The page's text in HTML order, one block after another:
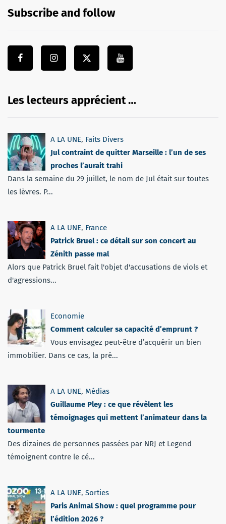
Subscribe and follow
Les lecteurs apprécient …
A LA UNE, Faits Divers
Jul contraint de quitter Marseille : l’un de ses
proches l’aurait trahi
Dans la semaine du 29 juillet, le nom de Jul était sur toutes
les lèvres. P...
A LA UNE, France
Patrick Bruel : ce détail sur son concert au
Zénith passe mal
Alors que Patrick Bruel fait l'objet d'accusations de viols et
d'agressions...
Economie
Comment calculer sa capacité d’emprunt ?
Vous envisagez peut-être d’acquérir un bien
immobilier. Dans ce cas, la pré...
A LA UNE, Médias
Guillaume Pley : ce que révèlent les
témoignages qui mettent l’animateur dans la
tourmente
Des dizaines de personnes passées par NRJ et Legend
témoignent contre le cé...
A LA UNE, Sorties
Paris Animal Show : quel programme pour
l’édition 2026 ?